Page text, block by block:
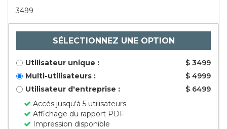
3499
SÉLECTIONNEZ UNE OPTION
Utilisateur unique :
$ 3499
Multi-utilisateurs :
$ 4999
Utilisateur d'entreprise :
$ 6499
Accès jusqu'à 5 utilisateurs
Affichage du rapport PDF
Impression disponible